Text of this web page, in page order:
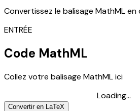
Convertissez le balisage MathML
ENTRÉE
Code MathML
Collez votre balisage MathML ici
Loading...
Convertir en LaTeX